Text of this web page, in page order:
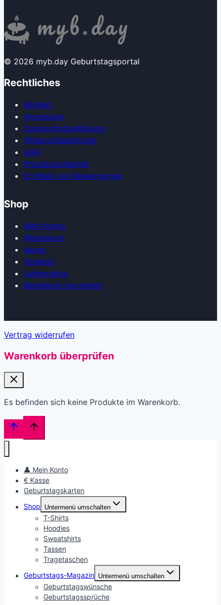
© 2026 myb.day Geburtstagsportal
Rechtliches
Kontakt
Impressum
Datenschutzerklärung
Widerrufsbelehrung
AGB
Produkt­sicherheit
Echtheit von Bewertungen
Shop
Mein Konto
Warenkorb
Kasse
Versand
Lieferstatus
Bestellung stornieren
Vertrag widerrufen
Warenkorb überprüfen
Es befinden sich keine Produkte im Warenkorb.
👤 Mein Konto
€ Kasse
Geburtstagskarten
Shop
Untermenü umschalten
T-Shirts
Hoodies
Sweatshirts
Tassen
Tragetaschen
Geburtstags-Magazin Untermenü umschalten
Geburtstagswünsche
Geburtstagssprüche